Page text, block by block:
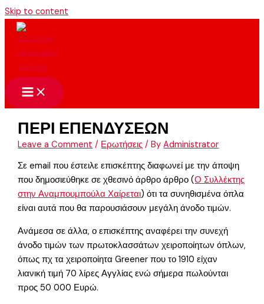
Skip to content
ΠΕΡΙ ΕΠΕΝΔΥΣΕΩΝ
Leave a Comment / Ερωτήσεις / ByAdministrator
Σε email που έστειλε επισκέπτης διαφωνεί με την άποψη
που δημοσιεύθηκε σε χθεσινό άρθρο άρθρο (Ο Συλλέκτης
στην Αναμπουμπούλα Χαίρεται) ότι τα συνηθισμένα όπλα
είναι αυτά που θα παρουσιάσουν μεγάλη άνοδο τιμών.
Ανάμεσα σε άλλα, ο επισκέπτης αναφέρει την συνεχή
άνοδο τιμών των πρωτοκλασσάτων χειροποίητων όπλων,
όπως πχ τα χειροποίητα Greener που το 1910 είχαν
λιανική τιμή 70 λίρες Αγγλίας ενώ σήμερα πωλούνται
προς 50 000 Ευρώ.